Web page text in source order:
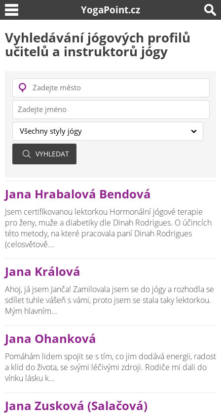
YogaPoint.cz
Vyhledávání jógových profilů
učitelů a instruktorů jógy
Jana Hrabalová Bendová
Jsem certifikovanou lektorkou Hormonální jógové terapie
pro ženy, muže a diabetiky dle Dinah Rodrigues. O účincích
této metody, na které pracovala paní Dinah Rodrigues
(celosvětově...
Jana Králová
Ahoj, já jsem Janča! Zamilovala jsem se do jógy a rozhodla se
sdílet tuhle vášeň s vámi, proto jsem se stala taky lektorkou.
Mým hlavním...
Jana Ohanková
Pomáhám lidem spojit se s tím, co jim dodává energii, radost
a klid do života, se svými léčivými zdroji. Rodiče mi dali do
vínku lásku k...
Jana Zusková (Salačová)